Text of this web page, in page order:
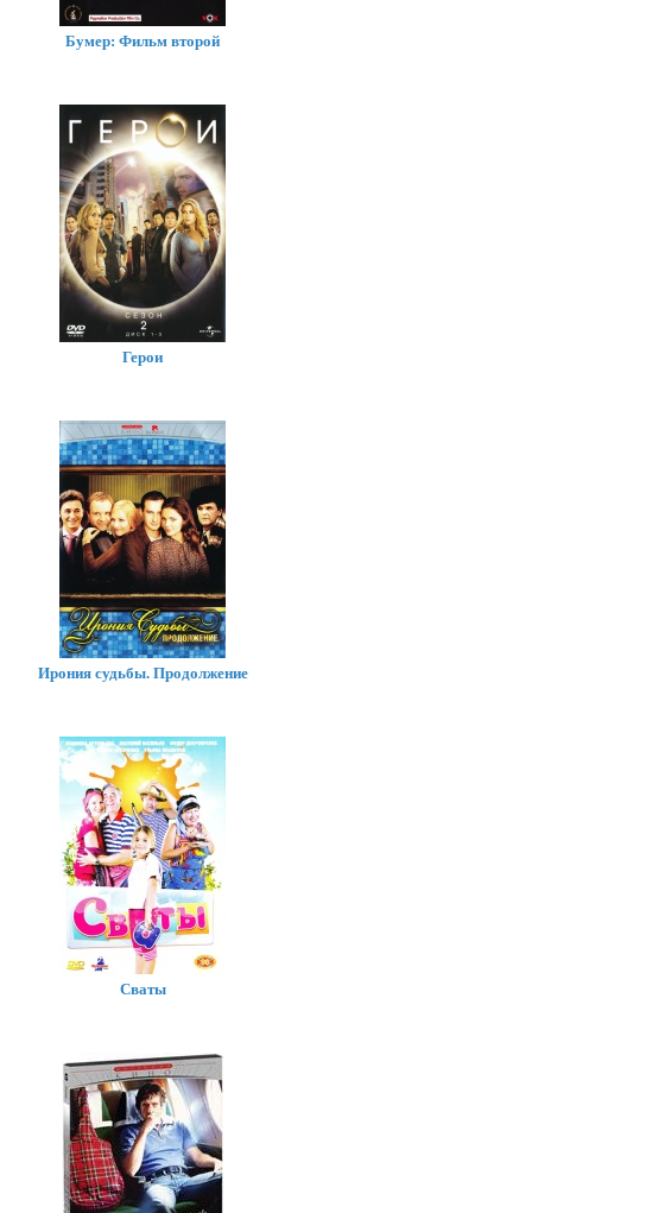
Бумер: Фильм второй
Герои
Ирония судьбы. Продолжение
Сваты